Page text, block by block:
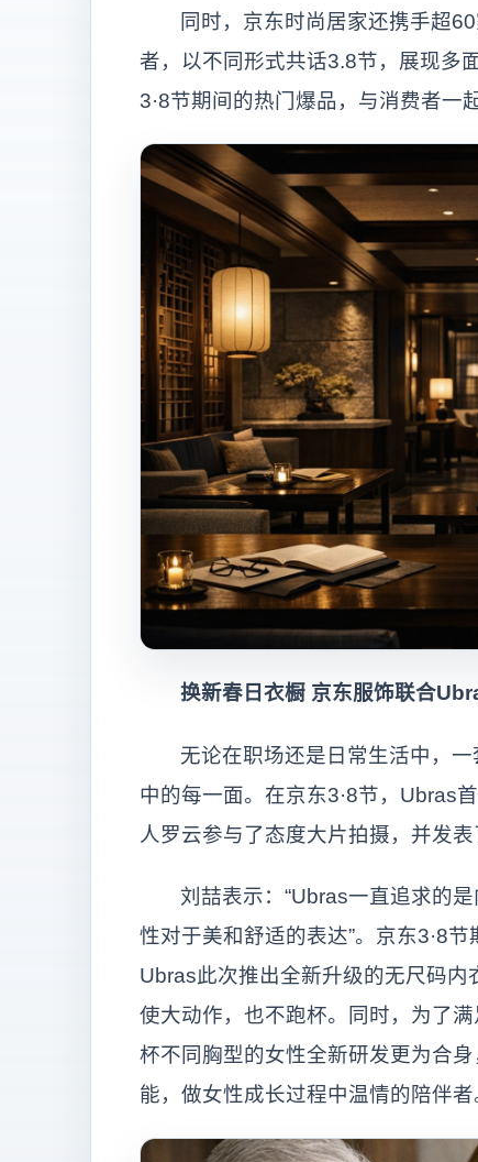
同时，京东时尚居家还携手超
者，以不同形式共话3.8节，展现多
3·8节期间的热门爆品，与消费者一
换新春日衣橱 京东服饰联合
无论在职场还是日常生活中，
中的每一面。在京东3·8节，Ubras
人罗云参与了态度大片拍摄，并发表
刘喆表示：“Ubras一直追求的
性对于美和舒适的表达”。京东3·8
Ubras此次推出全新升级的无尺码
使大动作，也不跑杯。同时，为了
杯不同胸型的女性全新研发更为合
能，做女性成长过程中温情的陪伴者